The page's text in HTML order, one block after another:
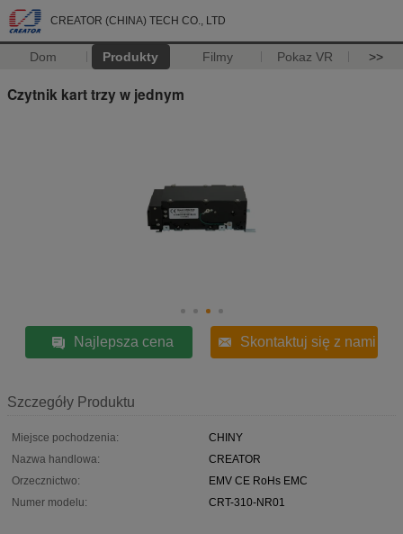
CREATOR (CHINA) TECH CO., LTD
Dom Produkty Filmy Pokaz VR >>
Czytnik kart trzy w jednym
Najlepsza cena Skontaktuj się z nami
Szczegóły Produktu
Miejsce pochodzenia:
CHINY
Nazwa handlowa:
CREATOR
Orzecznictwo:
EMV CE RoHs EMC
Numer modelu:
CRT-310-NR01